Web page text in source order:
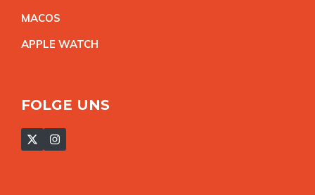
MACOS
APPLE WATCH
FOLGE UNS